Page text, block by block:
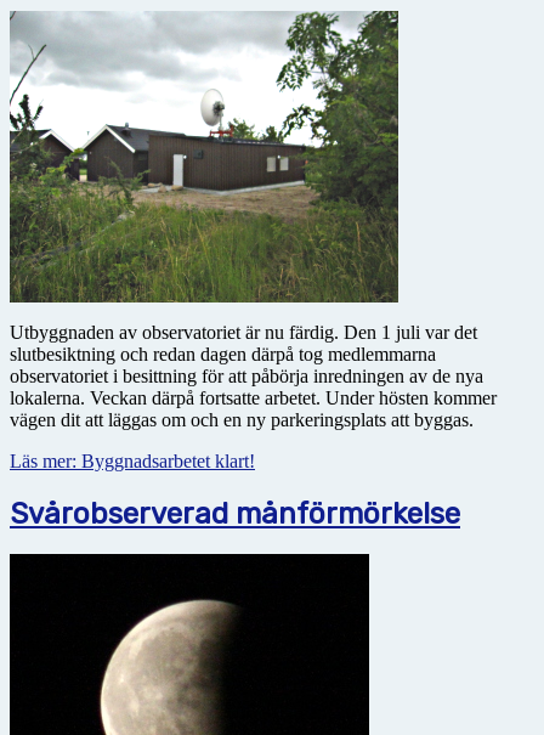
Utbyggnaden av observatoriet är nu färdig. Den 1 juli var det
slutbesiktning och redan dagen därpå tog medlemmarna
observatoriet i besittning för att påbörja inredningen av de nya
lokalerna. Veckan därpå fortsatte arbetet. Under hösten kommer
vägen dit att läggas om och en ny parkeringsplats att byggas.
Läs mer: Byggnadsarbetet klart!
Svårobserverad månförmörkelse